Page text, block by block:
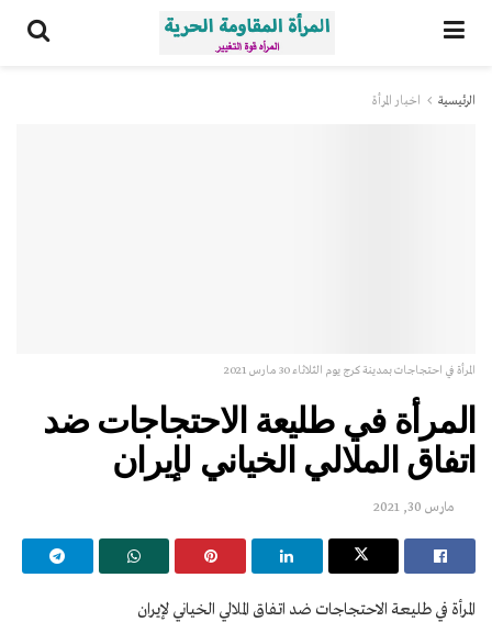
الرئيسية اخبار المرأة
المرأة في احتجاجات بمدينة كرج يوم الثلاثاء 30 مارس 2021
المرأة في طليعة الاحتجاجات ضد
اتفاق الملالي الخياني لإيران
مارس 30, 2021
المرأة في طليعة الاحتجاجات ضد اتفاق الملالي الخياني لإيران